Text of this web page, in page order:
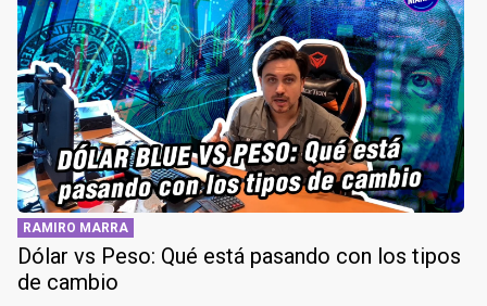
RAMIRO MARRA
Dólar vs Peso: Qué está pasando con los tipos
de cambio